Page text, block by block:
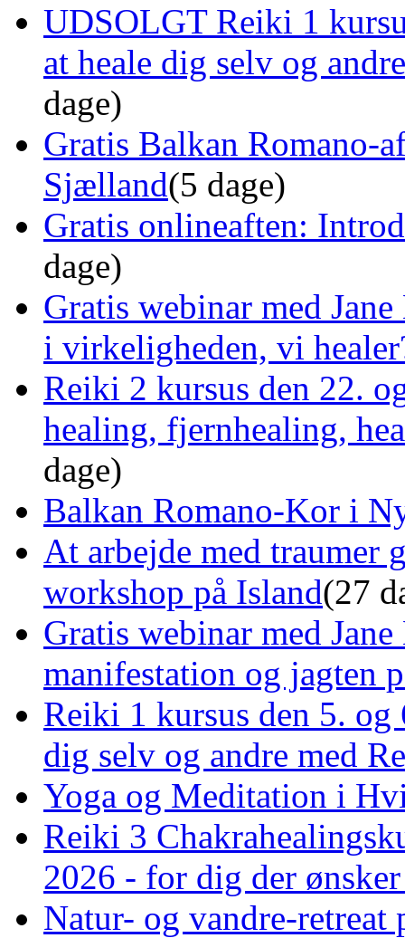
UDSOLGT Reiki 1
at heale dig selv og
dage)
Gratis Balkan Romano-
Sjælland(5 dage)
Gratis onlineaften:
dage)
Gratis webinar med
i virkeligheden, vi
Reiki 2 kursus den 22.
healing, fjernhealing,
dage)
Balkan Romano-Kor i
At arbejde med traumer
workshop på Island(27
Gratis webinar med
manifestation og jagten
Reiki 1 kursus den 5.
dig selv og andre med
Yoga og Meditation i
Reiki 3
2026 - for dig der
Natur- og vandre-retreat